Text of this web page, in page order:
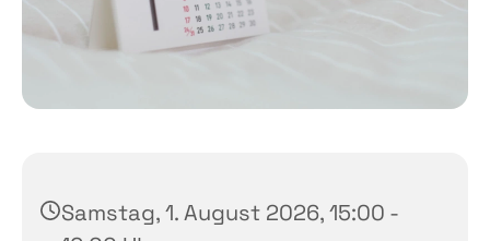
Samstag, 1. August 2026, 15:00 -